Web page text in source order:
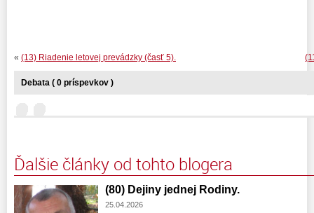
« (13) Riadenie letovej prevádzky (časť 5).
Debata ( 0 príspevkov )
Ďalšie články od tohto blogera
(80) Dejiny jednej Rodiny.
25.04.2026